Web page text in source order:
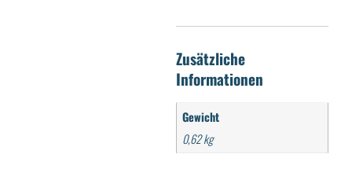
Zusätzliche
Informationen
Gewicht
0,62 kg